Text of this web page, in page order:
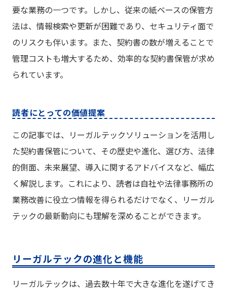
要な業務の一つです。しかし、従来の紙ベースの保管方
法は、情報検索や更新が困難であり、セキュリティ面で
のリスクも伴います。また、契約書の数が増えることで
管理コストも増大するため、効率的な契約書保管が求め
られています。
読者にとっての価値提案
この記事では、リーガルテックソリューションを活用し
た契約書保管について、その歴史や進化、選び方、法律
的側面、未来展望、導入に関するアドバイスなど、幅広
く解説します。これにより、読者は自社や法律事務所の
業務改善に役立つ情報を得られるだけでなく、リーガル
テックの最新動向にも理解を深めることができます。
リーガルテックの進化と機能
リーガルテックは、過去数十年で大きな進化を遂げてき